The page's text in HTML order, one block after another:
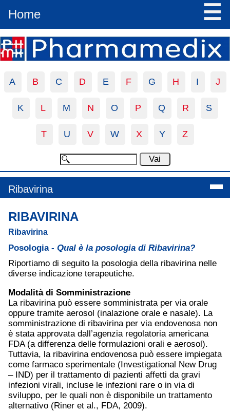
Home ☰
A B C D E F G H I J
K L M N O P Q R S
T U V W X Y Z
Ribavirina
RIBAVIRINA
Ribavirina
Posologia - Qual è la posologia di Ribavirina?
Riportiamo di seguito la posologia della ribavirina nelle
diverse indicazione terapeutiche.
Modalità di Somministrazione
La ribavirina può essere somministrata per via orale
oppure tramite aerosol (inalazione orale e nasale). La
somministrazione di ribavirina per via endovenosa non
è stata approvata dall’agenzia regolatoria americana
FDA (a differenza delle formulazioni orali e aerosol).
Tuttavia, la ribavirina endovenosa può essere impiegata
come farmaco sperimentale (Investigational New Drug
– IND) per il trattamento di pazienti affetti da gravi
infezioni virali, incluse le infezioni rare o in via di
sviluppo, per le quali non è disponibile un trattamento
alternativo (Riner et al., FDA, 2009).